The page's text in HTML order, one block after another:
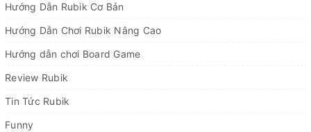
Hướng Dẫn Rubik Cơ Bản
Hướng Dẫn Chơi Rubik Nâng Cao
Hướng dẫn chơi Board Game
Review Rubik
Tin Tức Rubik
Funny